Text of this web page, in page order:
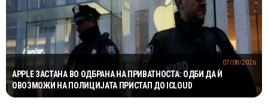
APPLE ЗАСТАНА ВО ОДБРАНА НА ПРИВАТНОСТА: ОДБИ ДА Ѝ
ОВОЗМОЖИ НА ПОЛИЦИЈАТА ПРИСТАП ДО ICLOUD
07/08/2026